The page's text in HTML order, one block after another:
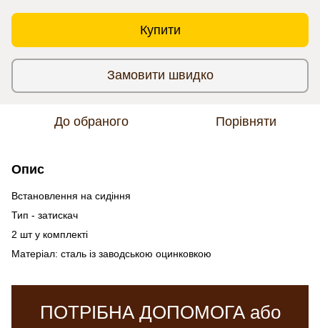
Купити
Замовити швидко
До обраного Порівняти
Опис
Встановлення на сидіння
Тип - затискач
2 шт у комплекті
Матеріал: сталь із заводською оцинковкою
ПОТРІБНА ДОПОМОГА або